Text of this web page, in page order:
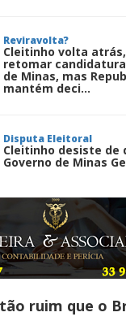
Reviravolta?
Cleitinho volta
retomar
de Minas, mas
mantém deci...
Disputa Eleitoral
Cleitinho desiste de
Governo de Minas
Entenda
Pix Pensão
o que é e como
ruim que o